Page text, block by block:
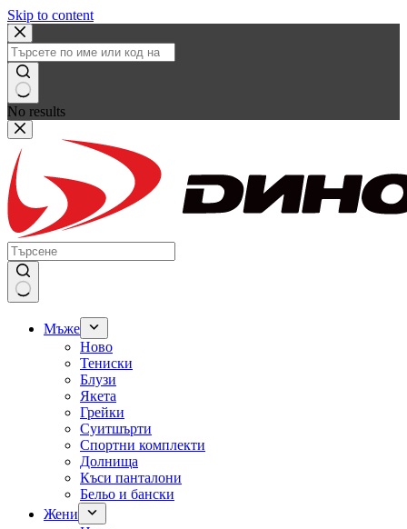
Skip to content
No results
Мъже
Ново
Тениски
Блузи
Якета
Грейки
Суитшърти
Спортни комплекти
Долнища
Къси панталони
Бельо и бански
Жени